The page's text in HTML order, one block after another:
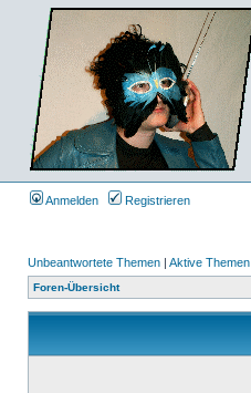
Anmelden Registrieren
Unbeantwortete Themen | Aktive Themen
Foren-Übersicht